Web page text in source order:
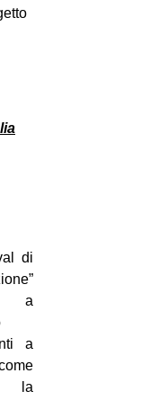
di
a
a
la